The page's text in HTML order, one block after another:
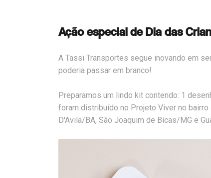
Ação especial de Dia das
A Tassi Transportes segue inovando em
poderia passar em branco!
Preparamos um lindo kit contendo: 1
foram distribuído no Projeto Viver no
D'Avila/BA, São Joaquim de Bicas/MG e